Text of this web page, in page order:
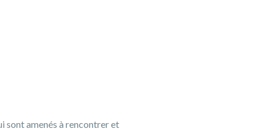
sont amenés à rencontrer et